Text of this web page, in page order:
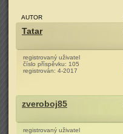
AUTOR
Tatar
registrovaný uživatel
číslo příspěvku: 105
registrován: 4-2017
zveroboj85
registrovaný uživatel